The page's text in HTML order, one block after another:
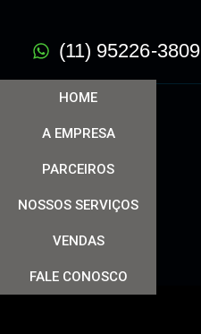
(11) 95226-3809
HOME
A EMPRESA
PARCEIROS
NOSSOS SERVIÇOS
VENDAS
FALE CONOSCO